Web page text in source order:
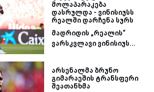
მოლაპარაკება
დასრულდა - ვინისიუსს
რეალში დარჩენა სურს
მადრიდის „რეალის“
ვარსკვლავი ვინისიუს...
არსენალმა ბრუნო
გიმარაეშის ტრანსფერი
შეათანხმა